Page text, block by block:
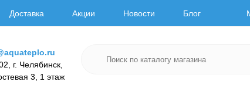
Доставка Акции Новости Блог
г. Челябинск,
3, 1 этаж